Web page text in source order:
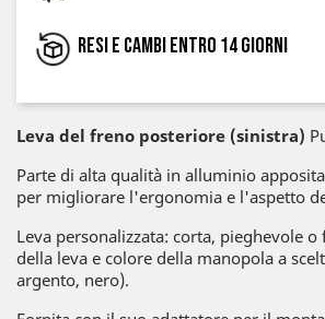
Resi e cambi entro 14 giorni
Leva del freno posteriore (sinistra)
Parte di alta qualità in alluminio
per migliorare l'ergonomia e l'aspetto
Leva personalizzata: corta, pieghevole o
della leva e colore della manopola a
argento, nero).